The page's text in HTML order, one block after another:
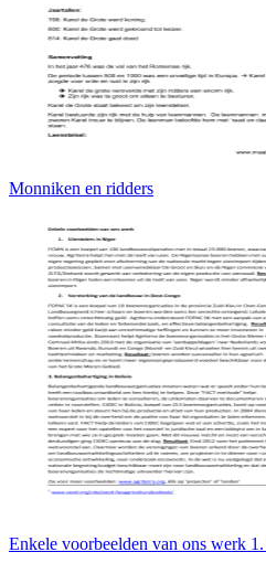
Monniken en ridders
Enkele voorbeelden van ons werk